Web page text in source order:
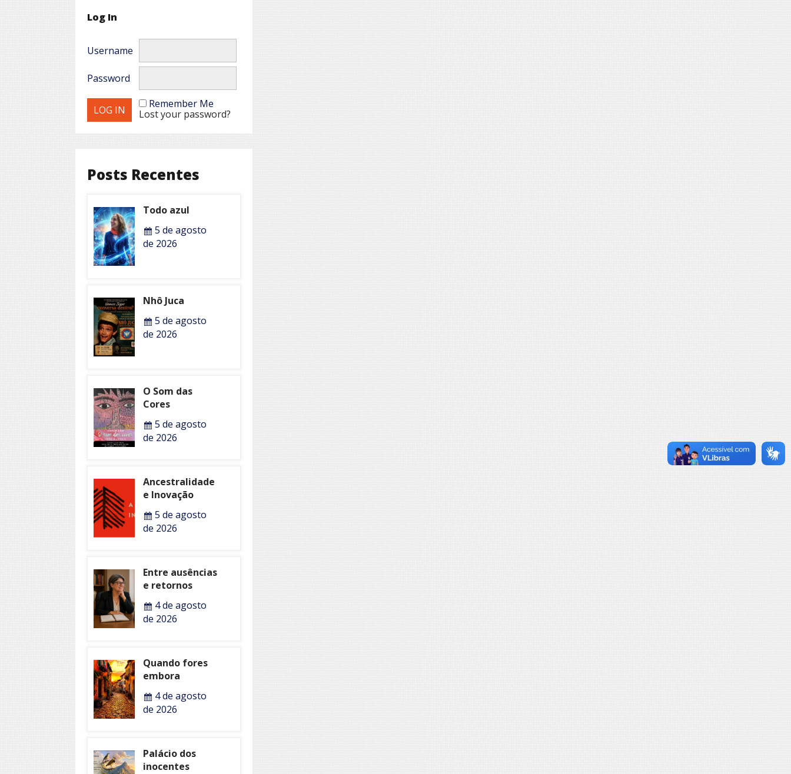
Log In
Username
Password
Remember Me
Lost your password?
Posts Recentes
Todo azul
5 de agosto
de 2026
Nhô Juca
5 de agosto
de 2026
O Som das
Cores
5 de agosto
de 2026
Ancestralidade
e Inovação
5 de agosto
de 2026
Entre ausências
e retornos
4 de agosto
de 2026
Quando fores
embora
4 de agosto
de 2026
Palácio dos
inocentes